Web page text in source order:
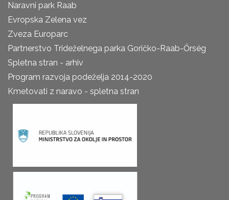
Naravni park Raab
Evropska Zelena vez
Zveza Europarc
Partnerstvo Trideželnega parka Goričko-Raab-Őrség
Spletna stran - arhiv
Program razvoja podeželja 2014-2020
Kmetovati z naravo - spletna stran